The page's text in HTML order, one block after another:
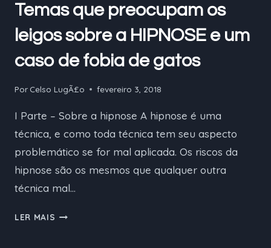
Temas que preocupam os
leigos sobre a HIPNOSE e um
caso de fobia de gatos
Por Celso LugÃ£o fevereiro 3, 2018
I Parte – Sobre a hipnose A hipnose é uma
técnica, e como toda técnica tem seu aspecto
problemático se for mal aplicada. Os riscos da
hipnose são os mesmos que qualquer outra
técnica mal…
LER MAIS TEMAS